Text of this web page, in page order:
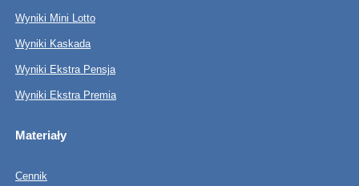
Wyniki Mini Lotto
Wyniki Kaskada
Wyniki Ekstra Pensja
Wyniki Ekstra Premia
Materiały
Cennik